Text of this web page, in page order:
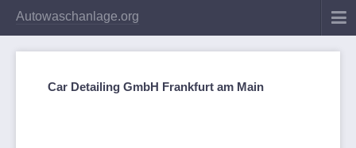
Autowaschanlage.org
Car Detailing GmbH Frankfurt am Main